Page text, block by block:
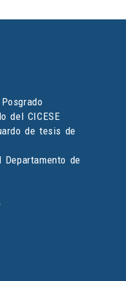
del CICESE
de tesis de
de